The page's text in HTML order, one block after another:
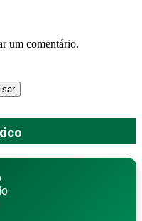
um comentário.